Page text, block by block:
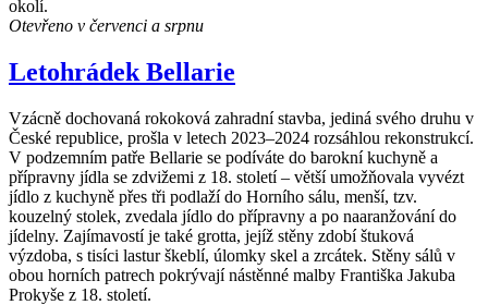
okolí.
Otevřeno v červenci a srpnu
Letohrádek Bellarie
Vzácně dochovaná rokoková zahradní stavba, jediná svého druhu v
České republice, prošla v letech 2023–2024 rozsáhlou rekonstrukcí.
V podzemním patře Bellarie se podíváte do barokní kuchyně a
přípravny jídla se zdvižemi z 18. století – větší umožňovala vyvézt
jídlo z kuchyně přes tři podlaží do Horního sálu, menší, tzv.
kouzelný stolek, zvedala jídlo do přípravny a po naaranžování do
jídelny. Zajímavostí je také grotta, jejíž stěny zdobí štuková
výzdoba, s tisíci lastur škeblí, úlomky skel a zrcátek. Stěny sálů v
obou horních patrech pokrývají nástěnné malby Františka Jakuba
Prokyše z 18. století.